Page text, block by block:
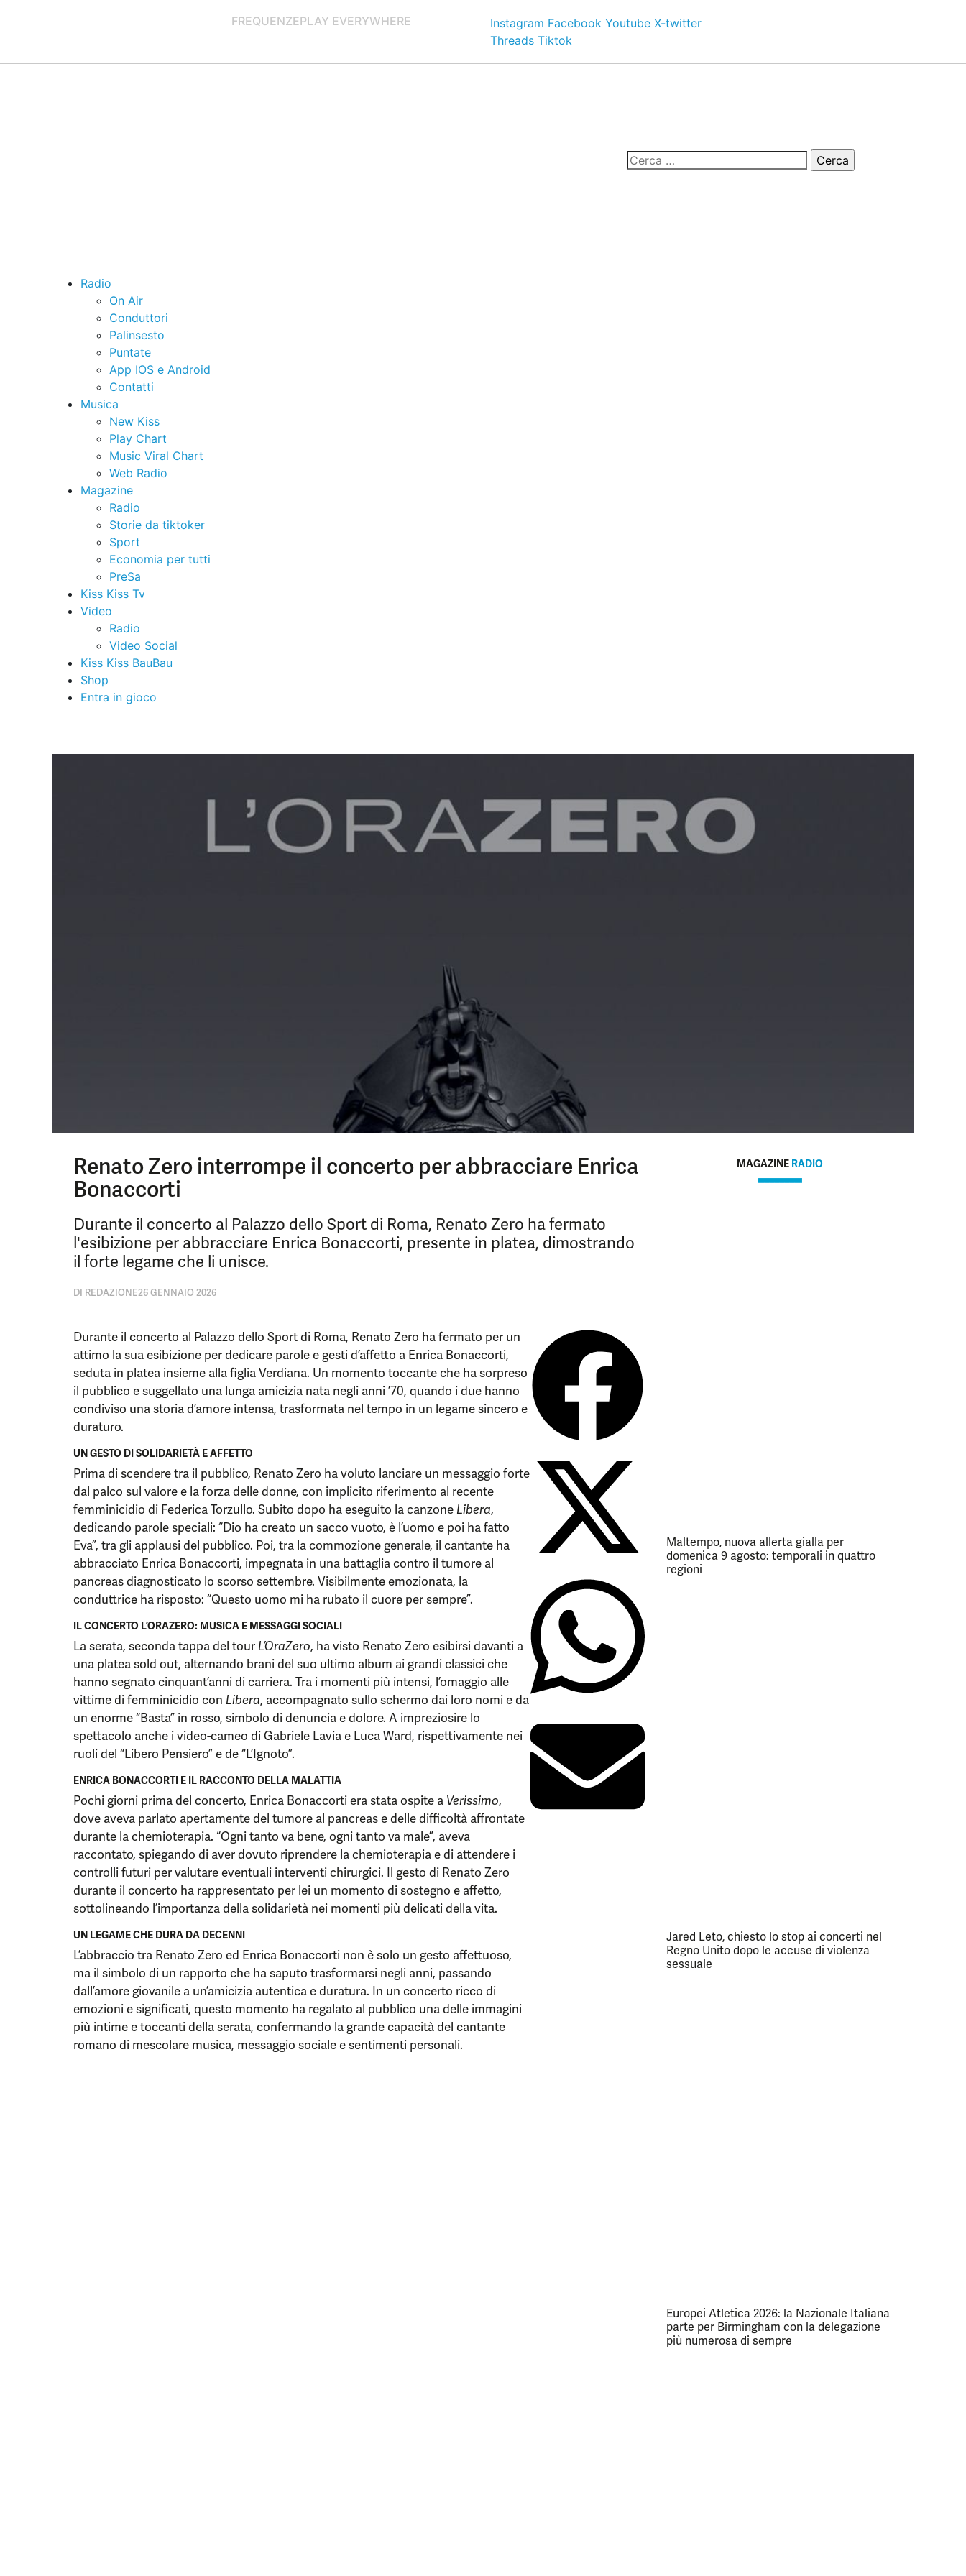
FREQUENZEPLAY EVERYWHERE Instagram Facebook Youtube X-twitter
Threads Tiktok
Radio
On Air
Conduttori
Palinsesto
Puntate
App IOS e Android
Contatti
Musica
New Kiss
Play Chart
Music Viral Chart
Web Radio
Magazine
Radio
Storie da tiktoker
Sport
Economia per tutti
PreSa
Kiss Kiss Tv
Video
Radio
Video Social
Kiss Kiss BauBau
Shop
Entra in gioco
Renato Zero interrompe il concerto per abbracciare Enrica
Bonaccorti
Durante il concerto al Palazzo dello Sport di Roma, Renato Zero ha fermato
l'esibizione per abbracciare Enrica Bonaccorti, presente in platea, dimostrando
il forte legame che li unisce.
DI REDAZIONE26 GENNAIO 2026
Durante il concerto al Palazzo dello Sport di Roma, Renato Zero ha fermato per un
attimo la sua esibizione per dedicare parole e gesti d’affetto a Enrica Bonaccorti,
seduta in platea insieme alla figlia Verdiana. Un momento toccante che ha sorpreso
il pubblico e suggellato una lunga amicizia nata negli anni ’70, quando i due hanno
condiviso una storia d’amore intensa, trasformata nel tempo in un legame sincero e
duraturo.
UN GESTO DI SOLIDARIETÀ E AFFETTO
Prima di scendere tra il pubblico, Renato Zero ha voluto lanciare un messaggio forte
dal palco sul valore e la forza delle donne, con implicito riferimento al recente
femminicidio di Federica Torzullo. Subito dopo ha eseguito la canzone Libera,
dedicando parole speciali: “Dio ha creato un sacco vuoto, è l’uomo e poi ha fatto
Eva”, tra gli applausi del pubblico. Poi, tra la commozione generale, il cantante ha
abbracciato Enrica Bonaccorti, impegnata in una battaglia contro il tumore al
pancreas diagnosticato lo scorso settembre. Visibilmente emozionata, la
conduttrice ha risposto: “Questo uomo mi ha rubato il cuore per sempre”.
IL CONCERTO L’ORAZERO: MUSICA E MESSAGGI SOCIALI
La serata, seconda tappa del tour L’OraZero, ha visto Renato Zero esibirsi davanti a
una platea sold out, alternando brani del suo ultimo album ai grandi classici che
hanno segnato cinquant’anni di carriera. Tra i momenti più intensi, l’omaggio alle
vittime di femminicidio con Libera, accompagnato sullo schermo dai loro nomi e da
un enorme “Basta” in rosso, simbolo di denuncia e dolore. A impreziosire lo
spettacolo anche i video-cameo di Gabriele Lavia e Luca Ward, rispettivamente nei
ruoli del “Libero Pensiero” e de “L’Ignoto”.
ENRICA BONACCORTI E IL RACCONTO DELLA MALATTIA
Pochi giorni prima del concerto, Enrica Bonaccorti era stata ospite a Verissimo,
dove aveva parlato apertamente del tumore al pancreas e delle difficoltà affrontate
durante la chemioterapia. “Ogni tanto va bene, ogni tanto va male”, aveva
raccontato, spiegando di aver dovuto riprendere la chemioterapia e di attendere i
controlli futuri per valutare eventuali interventi chirurgici. Il gesto di Renato Zero
durante il concerto ha rappresentato per lei un momento di sostegno e affetto,
sottolineando l’importanza della solidarietà nei momenti più delicati della vita.
UN LEGAME CHE DURA DA DECENNI
L’abbraccio tra Renato Zero ed Enrica Bonaccorti non è solo un gesto affettuoso,
ma il simbolo di un rapporto che ha saputo trasformarsi negli anni, passando
dall’amore giovanile a un’amicizia autentica e duratura. In un concerto ricco di
emozioni e significati, questo momento ha regalato al pubblico una delle immagini
più intime e toccanti della serata, confermando la grande capacità del cantante
romano di mescolare musica, messaggio sociale e sentimenti personali.
MAGAZINE RADIO
Maltempo, nuova allerta gialla per
domenica 9 agosto: temporali in quattro
regioni
Jared Leto, chiesto lo stop ai concerti nel
Regno Unito dopo le accuse di violenza
sessuale
Europei Atletica 2026: la Nazionale Italiana
parte per Birmingham con la delegazione
più numerosa di sempre